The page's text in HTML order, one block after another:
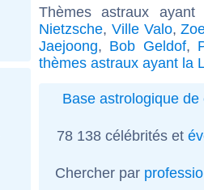
Thèmes astraux
Nietzsche, Ville Valo,
Jaejoong, Bob Geldof,
thèmes astraux ayant la
Base astrologique de
78 138 célébrités et
Chercher par